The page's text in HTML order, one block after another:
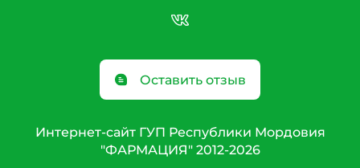
Оставить отзыв
Интернет-сайт ГУП Республики Мордовия
"ФАРМАЦИЯ" 2012-2026